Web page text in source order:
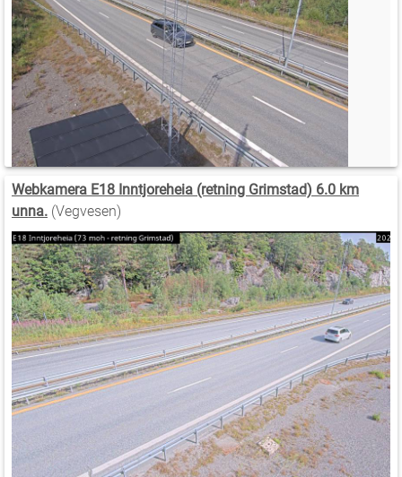
Webkamera E18 Inntjoreheia (retning Grimstad) 6.0 km
unna. (Vegvesen)